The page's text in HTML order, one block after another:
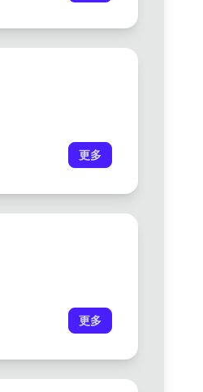
更多
更多